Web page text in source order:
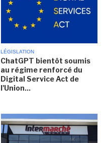
LÉGISLATION
ChatGPT bientôt soumis
au régime renforcé du
Digital Service Act de
l'Union...